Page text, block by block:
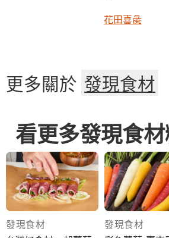
花田喜彘
更多關於 發現食材
看更多發現食
發現食材
發現食材